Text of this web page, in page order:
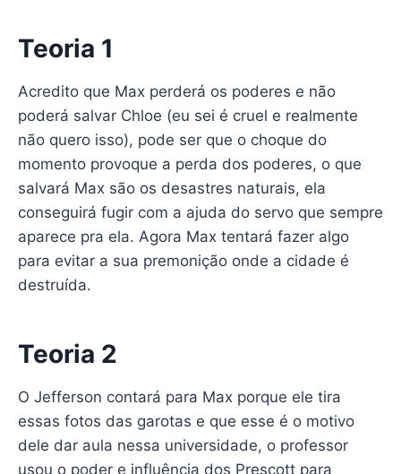
Teoria 1
Acredito que Max perderá os poderes e não
poderá salvar Chloe (eu sei é cruel e realmente
não quero isso), pode ser que o choque do
momento provoque a perda dos poderes, o que
salvará Max são os desastres naturais, ela
conseguirá fugir com a ajuda do servo que sempre
aparece pra ela. Agora Max tentará fazer algo
para evitar a sua premonição onde a cidade é
destruída.
Teoria 2
O Jefferson contará para Max porque ele tira
essas fotos das garotas e que esse é o motivo
dele dar aula nessa universidade, o professor
usou o poder e influência dos Prescott para